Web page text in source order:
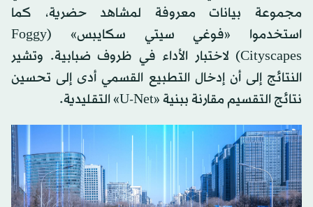
مجموعة بيانات معروفة لمشاهد حضرية، كما
استخدموا «فوغي سيتي سكايبس» (Foggy
Cityscapes) لاختبار الأداء في ظروف ضبابية. وتشير
النتائج إلى أن إدخال التطبيع القسمي أدى إلى تحسين
نتائج التقسيم مقارنة ببنية «U-Net» التقليدية.